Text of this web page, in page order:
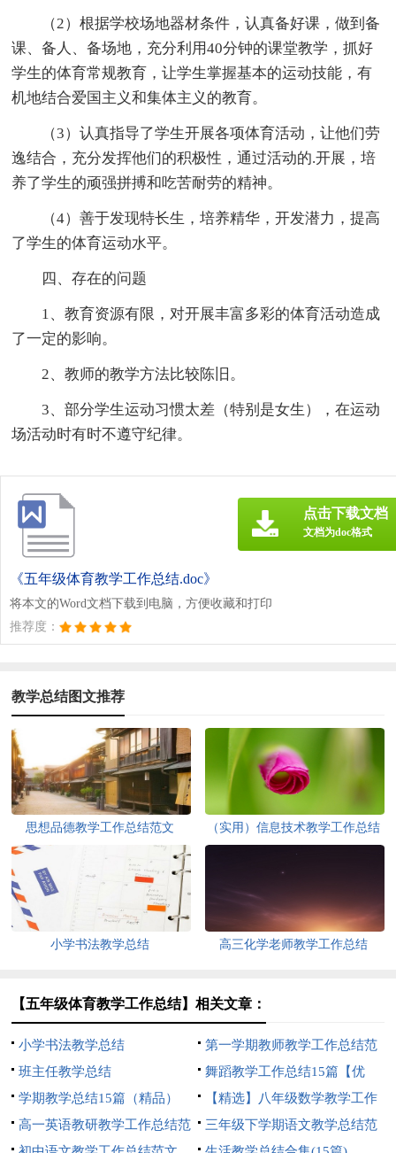
（2）根据学校场地器材条件，认真备好课，做到备
课、备人、备场地，充分利用40分钟的课堂教学，抓好
学生的体育常规教育，让学生掌握基本的运动技能，有
机地结合爱国主义和集体主义的教育。
（3）认真指导了学生开展各项体育活动，让他们劳
逸结合，充分发挥他们的积极性，通过活动的.开展，培
养了学生的顽强拼搏和吃苦耐劳的精神。
（4）善于发现特长生，培养精华，开发潜力，提高
了学生的体育运动水平。
四、存在的问题
1、教育资源有限，对开展丰富多彩的体育活动造成
了一定的影响。
2、教师的教学方法比较陈旧。
3、部分学生运动习惯太差（特别是女生），在运动
场活动时有时不遵守纪律。
《五年级体育教学工作总结.doc》
将本文的Word文档下载到电脑，方便收藏和打印
推荐度：
点击下载文档
文档为doc格式
教学总结图文推荐
思想品德教学工作总结范文 （实用）信息技术教学工作总结
小学书法教学总结 高三化学老师教学工作总结
【五年级体育教学工作总结】相关文章：
小学书法教学总结
第一学期教师教学工作总结范
文
班主任教学总结
舞蹈教学工作总结15篇【优
选】
学期教学总结15篇（精品）
【精选】八年级数学教学工作
总结
高一英语教研教学工作总结范
三年级下学期语文教学总结范